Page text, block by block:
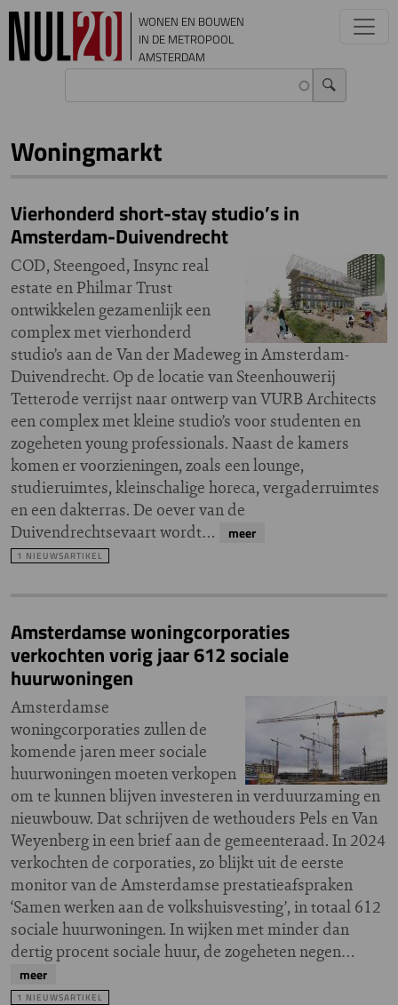
Overslaan en naar de inhoud gaan
WONEN EN BOUWEN
IN DE METROPOOL
AMSTERDAM
Woningmarkt
Vierhonderd short-stay studio’s in
Amsterdam-Duivendrecht
COD, Steengoed, Insync real
estate en Philmar Trust
ontwikkelen gezamenlijk een
complex met vierhonderd
studio’s aan de Van der Madeweg in Amsterdam-
Duivendrecht. Op de locatie van Steenhouwerij
Tetterode verrijst naar ontwerp van VURB Architects
een complex met kleine studio’s voor studenten en
zogeheten young professionals. Naast de kamers
komen er voorzieningen, zoals een lounge,
studieruimtes, kleinschalige horeca, vergaderruimtes
en een dakterras. De oever van de
Duivendrechtsevaart wordt…
meer
1 NIEUWSARTIKEL
Amsterdamse woningcorporaties
verkochten vorig jaar 612 sociale
huurwoningen
Amsterdamse
woningcorporaties zullen de
komende jaren meer sociale
huurwoningen moeten verkopen
om te kunnen blijven investeren in verduurzaming en
nieuwbouw. Dat schrijven de wethouders Pels en Van
Weyenberg in een brief aan de gemeenteraad. In 2024
verkochten de corporaties, zo blijkt uit de eerste
monitor van de Amsterdamse prestatieafspraken
‘Samen werken aan de volkshuisvesting’, in totaal 612
sociale huurwoningen. In wijken met minder dan
dertig procent sociale huur, de zogeheten negen…
meer
1 NIEUWSARTIKEL